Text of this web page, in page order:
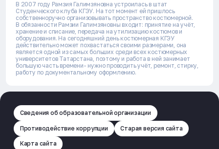
В 2007 году Рамзия Галимзяновна устроилась в штат
Студенческого клуба КГЭУ. На тот момент ей пришлось
собственноручно организовывать пространство костюмерной.
В обязанности Рамзии Галимзяновны входит: принятие на учёт,
хранение и списание, передача на утилизацию костюмов и
оборудования. На сегодняшний день костюмерная КГЭУ
действительно может похвастаться своими размерами, она
является одной из самых больших среди всех костюмерных
университетов Татарстана, поэтому и работа в ней занимает
большую часть времени- нужно проводить учёт, ремонт, стирку,
работу по документальному оформлению.
Сведения об образовательной организации
Противодействие коррупции Старая версия сайта
Карта сайта